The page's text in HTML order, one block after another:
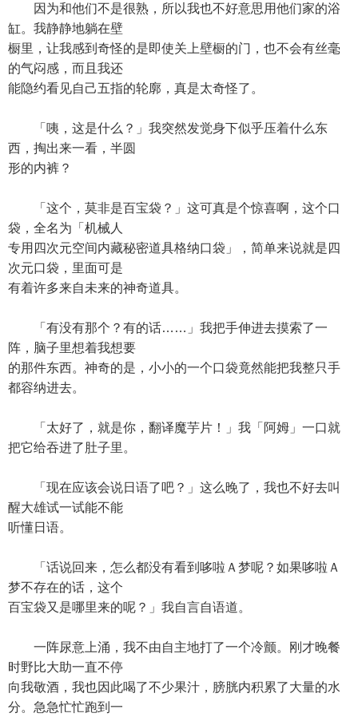
因为和他们不是很熟，所以我也不好意思用他们家的浴
缸。我静静地躺在壁
橱里，让我感到奇怪的是即使关上壁橱的门，也不会有丝毫
的气闷感，而且我还
能隐约看见自己五指的轮廓，真是太奇怪了。
「咦，这是什么？」我突然发觉身下似乎压着什么东
西，掏出来一看，半圆
形的内裤？
「这个，莫非是百宝袋？」这可真是个惊喜啊，这个口
袋，全名为「机械人
专用四次元空间内藏秘密道具格纳口袋」，简单来说就是四
次元口袋，里面可是
有着许多来自未来的神奇道具。
「有没有那个？有的话……」我把手伸进去摸索了一
阵，脑子里想着我想要
的那件东西。神奇的是，小小的一个口袋竟然能把我整只手
都容纳进去。
「太好了，就是你，翻译魔芋片！」我「阿姆」一口就
把它给吞进了肚子里。
「现在应该会说日语了吧？」这么晚了，我也不好去叫
醒大雄试一试能不能
听懂日语。
「话说回来，怎么都没有看到哆啦Ａ梦呢？如果哆啦Ａ
梦不存在的话，这个
百宝袋又是哪里来的呢？」我自言自语道。
一阵尿意上涌，我不由自主地打了一个冷颤。刚才晚餐
时野比大助一直不停
向我敬酒，我也因此喝了不少果汁，膀胱内积累了大量的水
分。急急忙忙跑到一